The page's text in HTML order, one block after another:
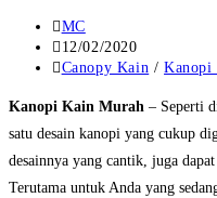
Post
author:
MC
Post
published:
12/02/2020
Post
Canopy Kain / Kanopi
Kanopi Kain Murah – Seperti
satu desain kanopi yang cukup
desainnya yang cantik, juga
Terutama untuk Anda yang